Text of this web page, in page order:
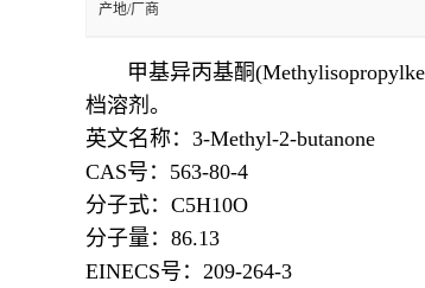
产地/厂商
甲基异丙基酮
档溶剂。
英文名称：3-Methyl-2-butanone
CAS号：563-80-4
分子式：C5H10O
分子量：86.13
EINECS号：209-264-3